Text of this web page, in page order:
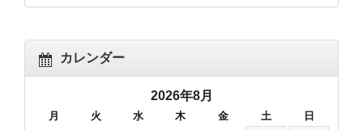
カレンダー
2026年8月
月 火 水 木 金 土 日